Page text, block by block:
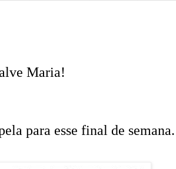
Maria!
para esse final de semana.